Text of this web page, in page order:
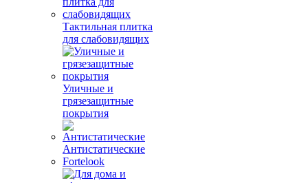
Тактильная плитка
для слабовидящих
Уличные и
грязезащитные
покрытия
Антистатические
Fortelook